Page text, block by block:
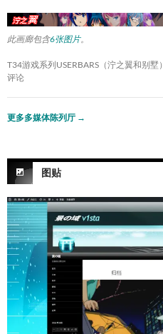
此画廊包含6张图片。
T34游戏系列USERBARS（泞之翼和别墅）
评论
更多多媒体陈列厅 →
图贴